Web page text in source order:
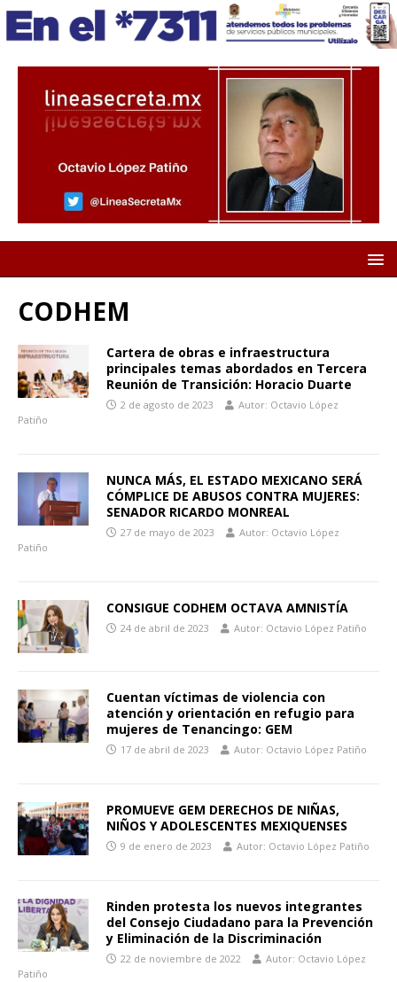
CODHEM
Cartera de obras e infraestructura
principales temas abordados en Tercera
Reunión de Transición: Horacio Duarte
2 de agosto de 2023
Autor: Octavio López
Patiño
NUNCA MÁS, EL ESTADO MEXICANO SERÁ
CÓMPLICE DE ABUSOS CONTRA MUJERES:
SENADOR RICARDO MONREAL
27 de mayo de 2023
Autor: Octavio López
Patiño
CONSIGUE CODHEM OCTAVA AMNISTÍA
24 de abril de 2023 Autor: Octavio López Patiño
Cuentan víctimas de violencia con
atención y orientación en refugio para
mujeres de Tenancingo: GEM
17 de abril de 2023 Autor: Octavio López Patiño
PROMUEVE GEM DERECHOS DE NIÑAS,
NIÑOS Y ADOLESCENTES MEXIQUENSES
9 de enero de 2023 Autor: Octavio López Patiño
Rinden protesta los nuevos integrantes
del Consejo Ciudadano para la Prevención
y Eliminación de la Discriminación
22 de noviembre de 2022
Autor: Octavio López
Patiño